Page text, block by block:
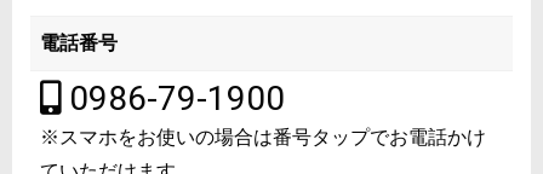
電話番号
0986-79-1900
※スマホをお使いの場合は番号タップでお電話かけ